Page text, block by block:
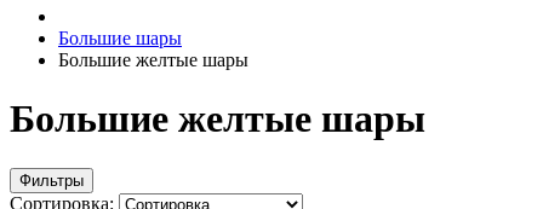
Большие шары
Большие желтые шары
Большие желтые шары
Фильтры
Сортировка: